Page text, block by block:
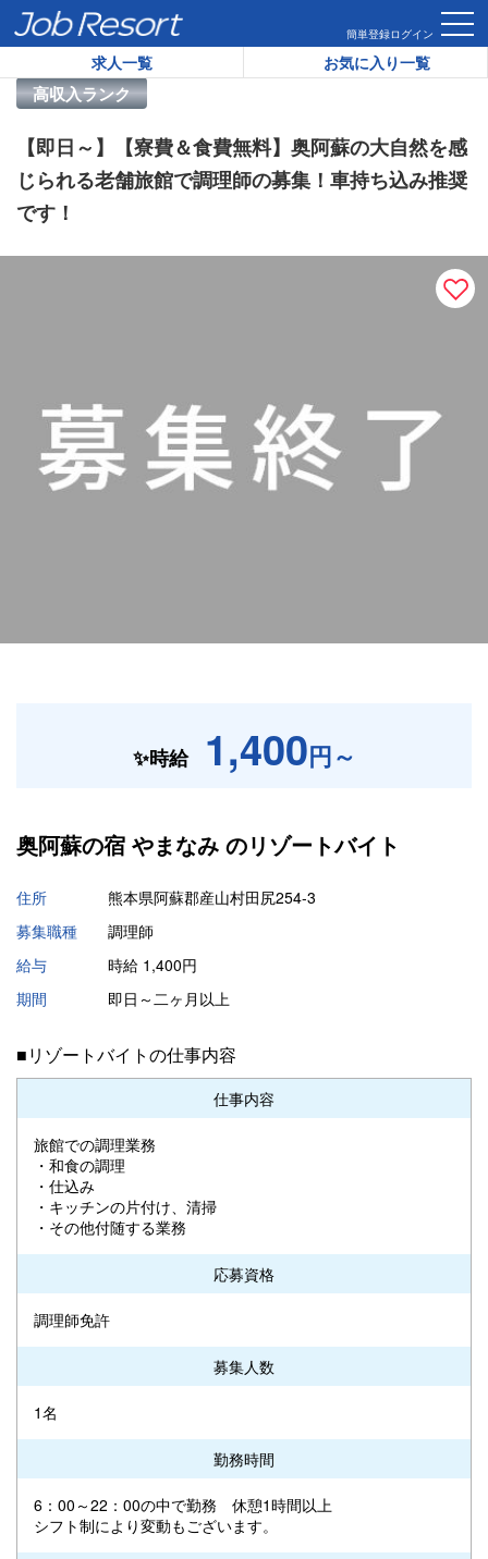
簡単登録ログイン
求人一覧 お気に入り一覧
HOME 求人一覧 【即日～】【寮費＆食費無料】奥阿蘇の大
高収入ランク
リゾートバイト求人番号：
【即日～】【寮費＆食費無料】奥阿蘇の大自然を感
じられる老舗旅館で調理師の募集！車持ち込み推奨
です！
✨時給 1,400円～
奥阿蘇の宿 やまなみ のリゾートバイト
住所
熊本県阿蘇郡産山村田尻254-3
募集職種
調理師
給与
時給 1,400円
期間
即日～二ヶ月以上
■リゾートバイトの仕事内容
仕事内容
旅館での調理業務
・和食の調理
・仕込み
・キッチンの片付け、清掃
・その他付随する業務
応募資格
調理師免許
募集人数
1名
勤務時間
6：00～22：00の中で勤務 休憩1時間以上
シフト制により変動もございます。